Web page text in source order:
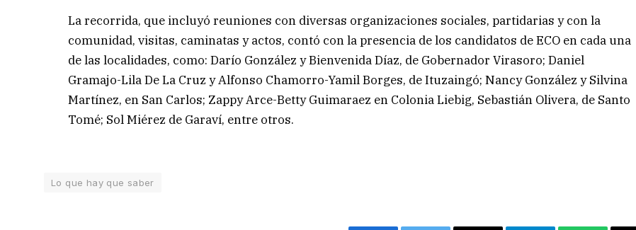
La recorrida, que incluyó reuniones con diversas organizaciones sociales, partidarias y con la
comunidad, visitas, caminatas y actos, contó con la presencia de los candidatos de ECO en cada una
de las localidades, como: Darío González y Bienvenida Díaz, de Gobernador Virasoro; Daniel
Gramajo-Lila De La Cruz y Alfonso Chamorro-Yamil Borges, de Ituzaingó; Nancy González y Silvina
Martínez, en San Carlos; Zappy Arce-Betty Guimaraez en Colonia Liebig, Sebastián Olivera, de Santo
Tomé; Sol Miérez de Garaví, entre otros.
Lo que hay que saber